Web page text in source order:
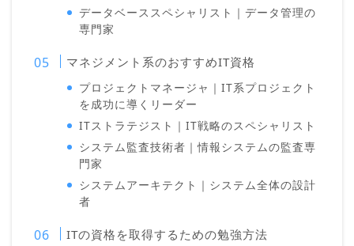
データベーススペシャリスト｜データ管理の
専門家
マネジメント系のおすすめIT資格
プロジェクトマネージャ｜IT系プロジェクト
を成功に導くリーダー
ITストラテジスト｜IT戦略のスペシャリスト
システム監査技術者｜情報システムの監査専
門家
システムアーキテクト｜システム全体の設計
者
ITの資格を取得するための勉強方法